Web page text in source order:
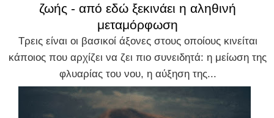
ζωής - από εδώ ξεκινάει η αληθινή
μεταμόρφωση
Τρεις είναι οι βασικοί άξονες στους οποίους κινείται
κάποιος που αρχίζει να ζει πιο συνειδητά: η μείωση της
φλυαρίας του νου, η αύξηση της...